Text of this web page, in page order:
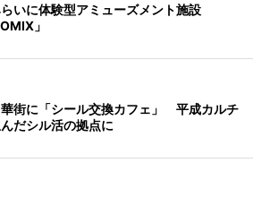
いに体験型アミューズメント施設
」
街に「シール交換カフェ」 平成カルチ
だシル活の拠点に